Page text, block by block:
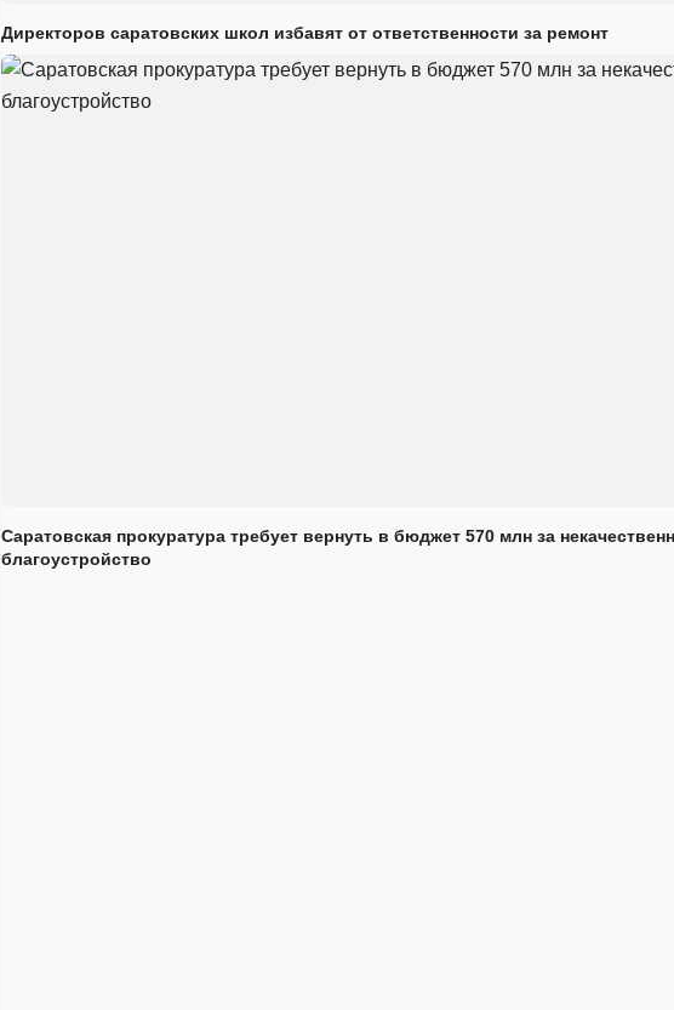
Директоров саратовских школ избавят от ответственности за ремонт
Саратовская прокуратура требует вернуть в бюджет 570 млн за
благоустройство